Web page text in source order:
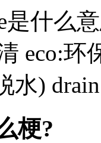
什么
eco:
水)
梗?